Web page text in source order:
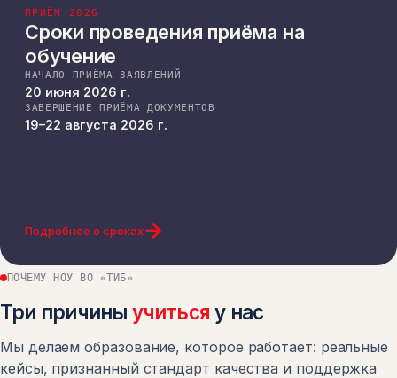
ПРИЁМ 2026
Сроки проведения приёма на
обучение
НАЧАЛО ПРИЁМА ЗАЯВЛЕНИЙ
20 июня 2026 г.
ЗАВЕРШЕНИЕ ПРИЁМА ДОКУМЕНТОВ
19–22 августа 2026 г.
Подробнее о сроках
ПОЧЕМУ НОУ ВО «ТИБ»
Три причины учиться у нас
Мы делаем образование, которое работает: реальные
кейсы, признанный стандарт качества и поддержка